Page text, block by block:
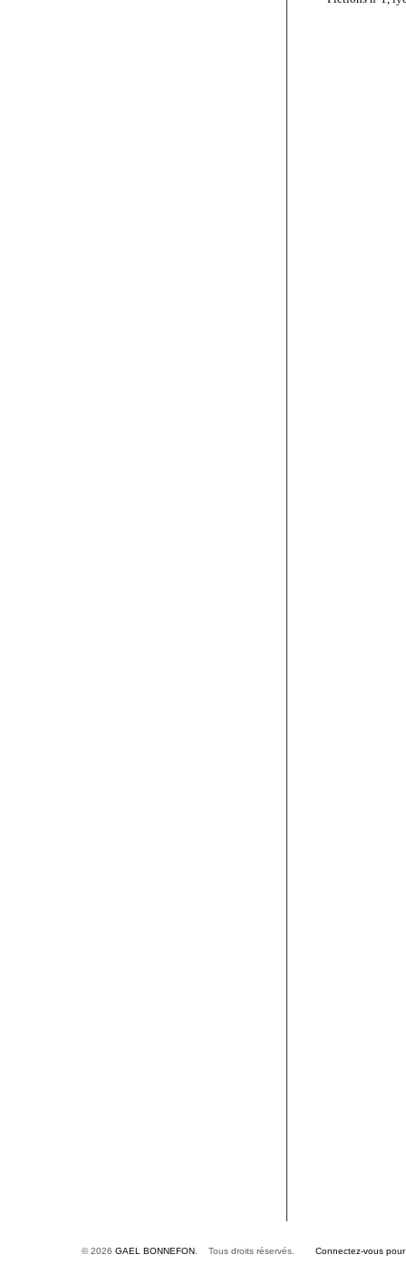
© 2026 GAEL BONNEFON . Tous droits réservés. Connectez-vous